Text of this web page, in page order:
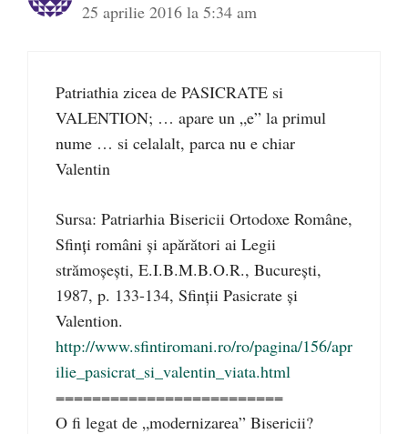
25 aprilie 2016 la 5:34 am
Patriathia zicea de PASICRATE si
VALENTION; … apare un „e” la primul
nume … si celalalt, parca nu e chiar
Valentin
Sursa: Patriarhia Bisericii Ortodoxe Române,
Sfinţi români şi apărători ai Legii
strămoşeşti, E.I.B.M.B.O.R., Bucureşti,
1987, p. 133-134, Sfinţii Pasicrate şi
Valention.
http://www.sfintiromani.ro/ro/pagina/156/apr
ilie_pasicrat_si_valentin_viata.html
=========================
O fi legat de „modernizarea” Bisericii?